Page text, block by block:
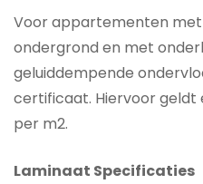
Voor appartementen
ondergrond en met
geluiddempende
certificaat. Hiervoor geldt
per m2.
Laminaat Specificaties